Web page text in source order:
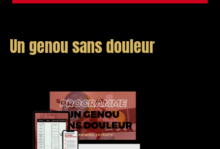
Un genou sans douleur